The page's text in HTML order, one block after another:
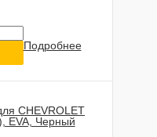
Подробнее